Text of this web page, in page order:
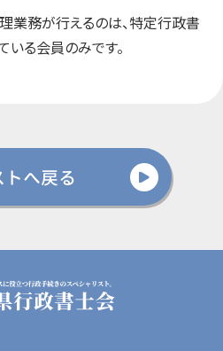
務が行えるのは、特定行政書
る会員のみです。
へ戻る